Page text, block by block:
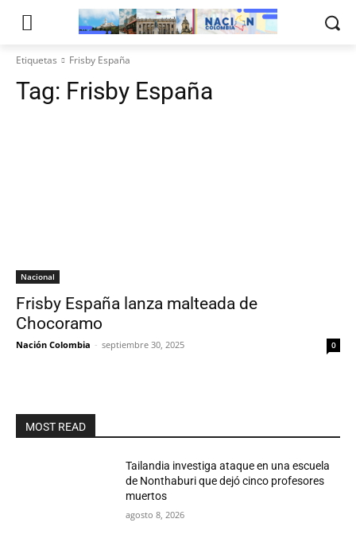
Etiquetas Frisby España
Tag: Frisby España
Nacional
Frisby España lanza malteada de
Chocoramo
Nación Colombia - septiembre 30, 2025 0
MOST READ
Tailandia investiga ataque en una escuela
de Nonthaburi que dejó cinco profesores
muertos
agosto 8, 2026